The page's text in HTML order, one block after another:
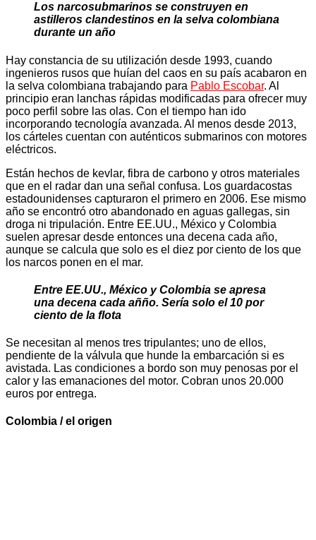
Los narcosubmarinos se construyen en
astilleros clandestinos en la selva colombiana
durante un año
Hay constancia de su utilización desde 1993, cuando
ingenieros rusos que huían del caos en su país acabaron en
la selva colombiana trabajando para Pablo Escobar. Al
principio eran lanchas rápidas modificadas para ofrecer muy
poco perfil sobre las olas. Con el tiempo han ido
incorporando tecnología avanzada. Al menos desde 2013,
los cárteles cuentan con auténticos submarinos con motores
eléctricos.
Están hechos de kevlar, fibra de carbono y otros materiales
que en el radar dan una señal confusa. Los guardacostas
estadounidenses capturaron el primero en 2006. Ese mismo
año se encontró otro abandonado en aguas gallegas, sin
droga ni tripulación. Entre EE.UU., México y Colombia
suelen apresar desde entonces una decena cada año,
aunque se calcula que solo es el diez por ciento de los que
los narcos ponen en el mar.
Entre EE.UU., México y Colombia se apresa
una decena cada añño. Sería solo el 10 por
ciento de la flota
Se necesitan al menos tres tripulantes; uno de ellos,
pendiente de la válvula que hunde la embarcación si es
avistada. Las condiciones a bordo son muy penosas por el
calor y las emanaciones del motor. Cobran unos 20.000
euros por entrega.
Colombia / el origen